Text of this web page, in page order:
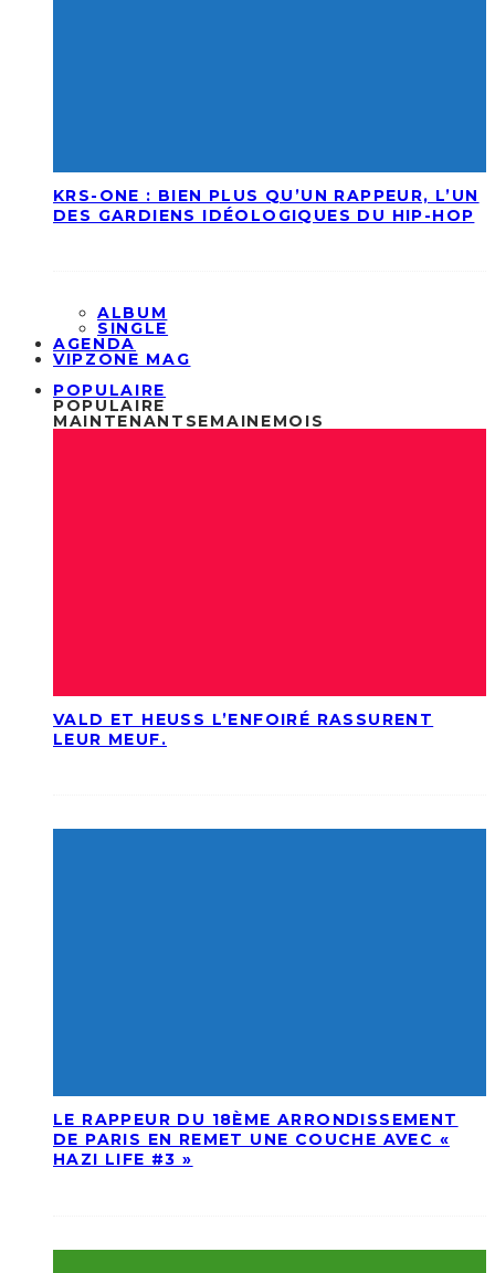
KRS-ONE : BIEN PLUS QU’UN RAPPEUR, L’UN
DES GARDIENS IDÉOLOGIQUES DU HIP-HOP
ALBUM
SINGLE
AGENDA
VIPZONE MAG
POPULAIRE
POPULAIRE
MAINTENANT SEMAINEMOIS
VALD ET HEUSS L’ENFOIRÉ RASSURENT
LEUR MEUF.
LE RAPPEUR DU 18ÈME ARRONDISSEMENT
DE PARIS EN REMET UNE COUCHE AVEC «
HAZI LIFE #3 »